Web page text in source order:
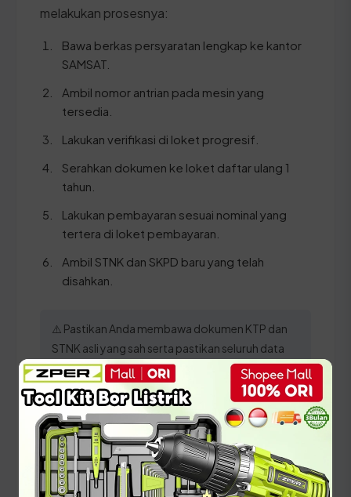
melakukan prosesnya:
Bawa berkas persyaratan lengkap ke kantor
SAMSAT.
Ambil nomor antrian pada mesin yang
tersedia.
Lakukan verifikasi di loket progresif.
Serahkan dokumen ke loket daftar ulang 1
tahun.
Lakukan pembayaran sesuai nominal yang
tertera di loket pembayaran.
Ambil STNK dan SKPD baru yang telah
disahkan.
⚠️ Pastikan Anda membawa dokumen KTP dan
STNK asli yang sah serta pastikan seluruh data
identitas telah sinkron dengan sistem
kependudukan terbaru agar proses verifikasi
berjalan lancar!
Panduan Pajak 5 Tahunan
(Ganti Plat) di Sumatera Utara